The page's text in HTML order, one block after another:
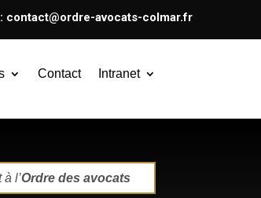
contact@ordre-avocats-colmar.fr
Contact Intranet
l’Ordre des avocats